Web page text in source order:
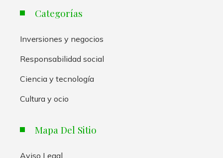
Categorías
Inversiones y negocios
Responsabilidad social
Ciencia y tecnología
Cultura y ocio
Mapa Del Sitio
Aviso Legal